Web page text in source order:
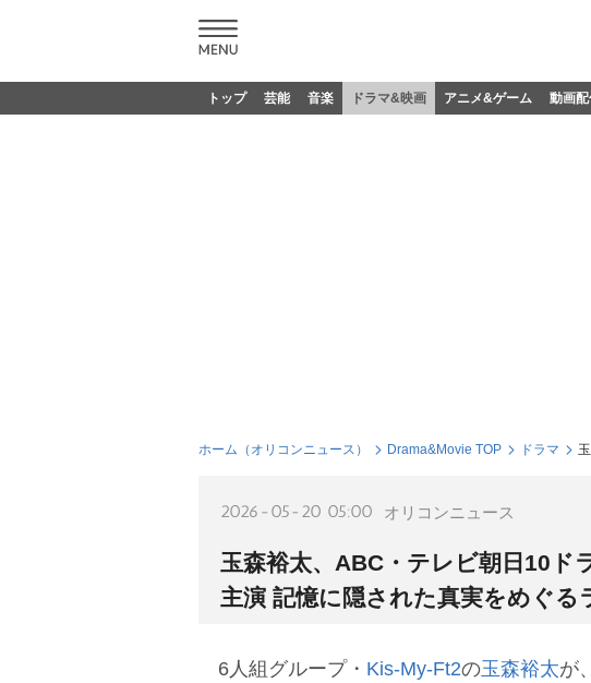
トップ 芸能 音楽 ドラマ&映画 アニメ&ゲーム 動画
ホーム（オリコンニュース） Drama&Movie TOP ドラマ
2026-05-20 05:00 オリコンニュース
玉森裕太、ABC・テレビ朝日10ド
主演 記憶に隠された真実をめぐる
6人組グループ・ Kis-My-Ft2の玉森裕太が